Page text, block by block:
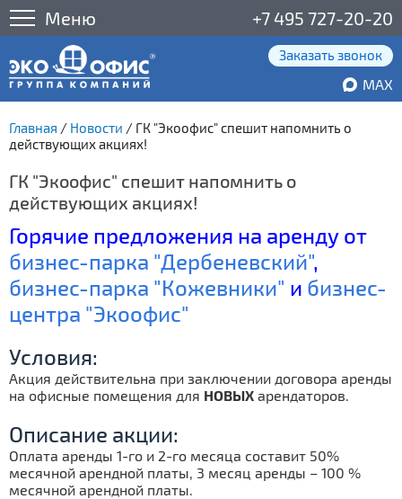
Меню +7 495 727-20-20
Заказать звонок
MAX
Главная / Новости / ГК "Экоофис" спешит напомнить о
действующих акциях!
ГК "Экоофис" спешит напомнить о
действующих акциях!
Горячие предложения на аренду от
бизнес-парка "Дербеневский",
бизнес-парка "Кожевники" и бизнес-
центра "Экоофис"
Условия:
Акция действительна при заключении договора аренды
на офисные помещения для НОВЫХ арендаторов.
Описание акции:
Оплата аренды 1-го и 2-го месяца составит 50%
месячной арендной платы, 3 месяц аренды – 100 %
месячной арендной платы.